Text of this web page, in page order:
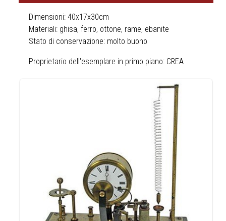
Dimensioni: 40x17x30cm
Materiali: ghisa, ferro, ottone, rame, ebanite
Stato di conservazione: molto buono
Proprietario dell'esemplare in primo piano: CREA